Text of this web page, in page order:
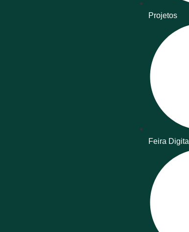
Projetos
Feira Digital